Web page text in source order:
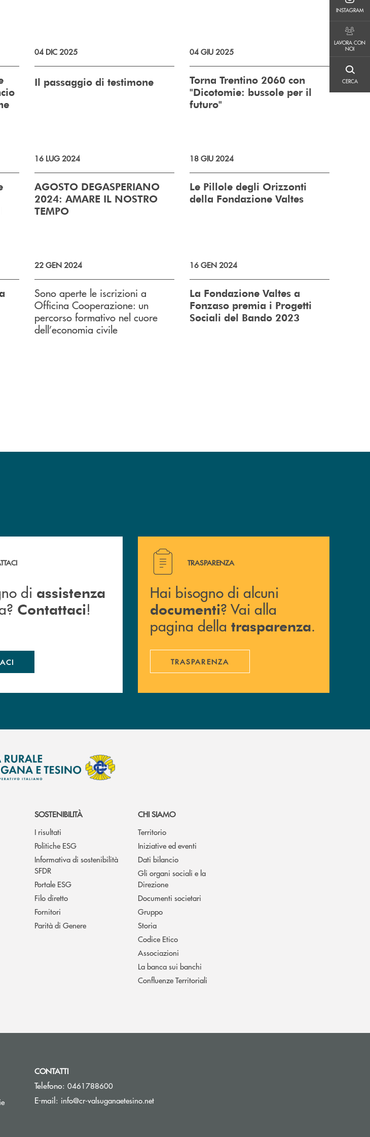
INSTAGRAM
LAVORA CON
NOI
CERCA
04 DIC 2025
Il passaggio di testimone
04 GIU 2025
Torna Trentino 2060 con
"Dicotomie: bussole per il
futuro"
16 LUG 2024
AGOSTO DEGASPERIANO
2024: AMARE IL NOSTRO
TEMPO
18 GIU 2024
Le Pillole degli Orizzonti
della Fondazione Valtes
22 GEN 2024
Sono aperte le iscrizioni a
Officina Cooperazione: un
percorso formativo nel cuore
dell’economia civile
16 GEN 2024
La Fondazione Valtes a
Fonzaso premia i Progetti
Sociali del Bando 2023
immediata? Contattaci !
di assistenza
Contattaci!
Hai bisogno di alcuni documenti ? Vai alla pagina della
TRASPARENZA
Hai bisogno di alcuni
documenti? Vai alla
pagina della trasparenza.
TRASPARENZA
SOSTENIBILITÀ
I risultati
Politiche ESG
Informativa di sostenibilità
SFDR
Portale ESG
Filo diretto
Fornitori
Parità di Genere
CHI SIAMO
Territorio
Iniziative ed eventi
Dati bilancio
Gli organi sociali e la
Direzione
Documenti societari
Gruppo
Storia
Codice Etico
Associazioni
La banca sui banchi
Confluenze Territoriali
CONTATTI
Telefono: 0461788600
E-mail: info@cr-valsuganaetesino.net(si apre l’app di posta elettronica)